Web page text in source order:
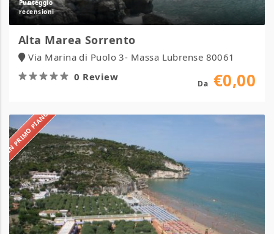
Alta Marea Sorrento
Via Marina di Puolo 3- Massa Lubrense 80061
0 Review
Da €0,00
IN PRIMO PIANO
Gemini